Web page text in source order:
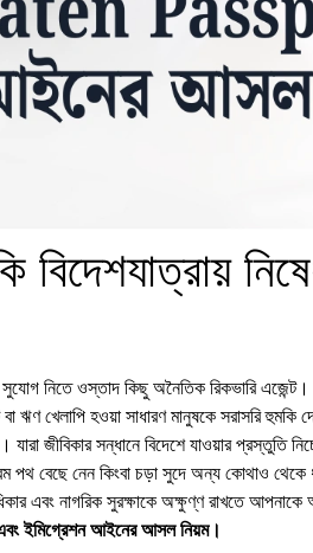
সুযোগ নিতে ওস্তাদ কিছু অনৈতিক রিকভারি
হওয়া সাধারণ মানুষকে সরাসরি হুমকি
জীবিকার সন্ধানে বিদেশে যাওয়ার প্রস্তুতি
বেছে নেন কিংবা চড়া সুদে অন্য কোথাও থেকে
এবং নাগরিক সুরক্ষাকে অক্ষুণ্ণ রাখতে
ইমিগ্রেশন আইনের আসল নিয়ম।